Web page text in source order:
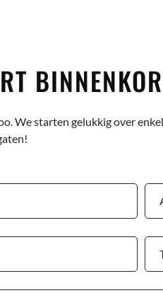
We starten gelukkig over